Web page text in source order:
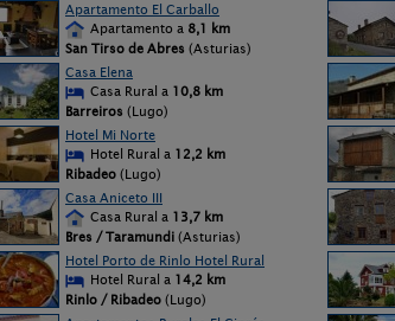
Apartamento El Carballo
Apartamento a 8,1 km
San Tirso de Abres (Asturias)
Casa Elena
Casa Rural a 10,8 km
Barreiros (Lugo)
Hotel Mi Norte
Hotel Rural a 12,2 km
Ribadeo (Lugo)
Casa Aniceto III
Casa Rural a 13,7 km
Bres / Taramundi (Asturias)
Hotel Porto de Rinlo Hotel Rural
Hotel Rural a 14,2 km
Rinlo / Ribadeo (Lugo)